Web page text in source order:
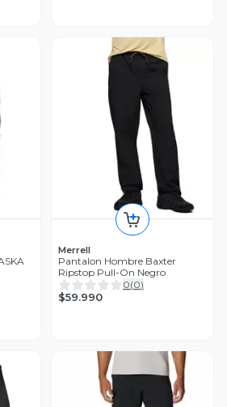
Merrell
Pantalon Hombre Baxter
Ripstop Pull-On Negro
0(0)
$59.990